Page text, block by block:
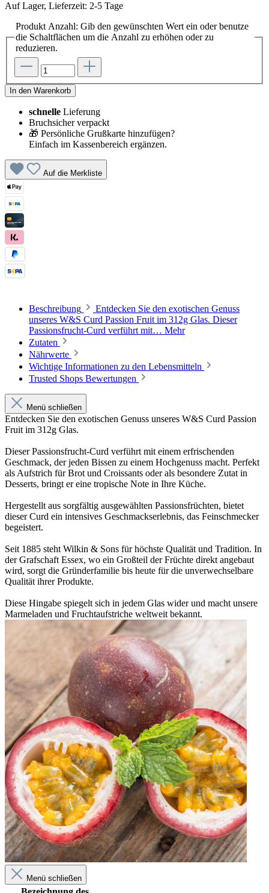
Auf Lager, Lieferzeit: 2-5 Tage
Produkt Anzahl: Gib den gewünschten Wert ein oder benutze
die Schaltflächen um die Anzahl zu erhöhen oder zu
reduzieren.
In den Warenkorb
schnelle Lieferung
Bruchsicher verpackt
🎁 Persönliche Grußkarte hinzufügen?
Einfach im Kassenbereich ergänzen.
Auf die Merkliste
Beschreibung
Entdecken Sie den exotischen Genuss
unseres W&S Curd Passion Fruit im 312g Glas. Dieser
Passionsfrucht-Curd verführt mit… Mehr
Zutaten
Nährwerte
Wichtige Informationen zu den Lebensmitteln
Trusted Shops Bewertungen
Menü schließen
Entdecken Sie den exotischen Genuss unseres W&S Curd Passion
Fruit im 312g Glas.
Dieser Passionsfrucht-Curd verführt mit einem erfrischenden
Geschmack, der jeden Bissen zu einem Hochgenuss macht. Perfekt
als Aufstrich für Brot und Croissants oder als besondere Zutat in
Desserts, bringt er eine tropische Note in Ihre Küche.
Hergestellt aus sorgfältig ausgewählten Passionsfrüchten, bietet
dieser Curd ein intensives Geschmackserlebnis, das Feinschmecker
begeistert.
Seit 1885 steht Wilkin & Sons für höchste Qualität und Tradition. In
der Grafschaft Essex, wo ein Großteil der Früchte direkt angebaut
wird, sorgt die Gründerfamilie bis heute für die unverwechselbare
Qualität ihrer Produkte.
Diese Hingabe spiegelt sich in jedem Glas wider und macht unsere
Marmeladen und Fruchtaufstriche weltweit bekannt.
Menü schließen